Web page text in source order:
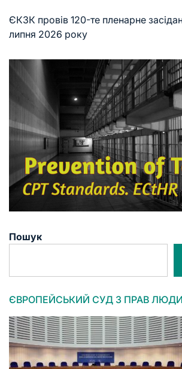
ЄКЗК провів 120-те пленарне
липня 2026 року
Пошук
ЄВРОПЕЙСЬКИЙ СУД З ПРАВ